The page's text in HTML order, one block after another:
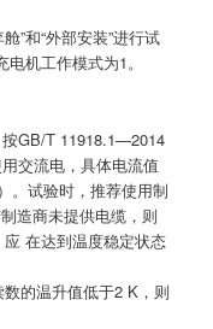
”和“外部安装”进行试
机工作模式为1。
GB/T 11918.1—2014
交流电，具体电流值
。试验时，推荐使用制
造商未提供电缆，则
在达到温度稳定状态
的温升值低于2 K，则